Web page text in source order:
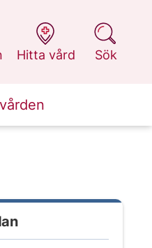
Hitta vård
på 1177.se
Sök
på 1177.se